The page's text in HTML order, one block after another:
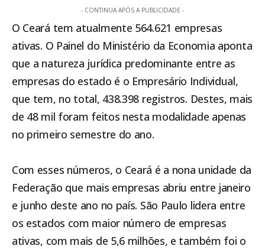
- CONTINUA APÓS A PUBLICIDADE -
O Ceará tem atualmente 564.621 empresas
ativas. O Painel do Ministério da Economia aponta
que a natureza jurídica predominante entre as
empresas do estado é o Empresário Individual,
que tem, no total, 438.398 registros. Destes, mais
de 48 mil foram feitos nesta modalidade apenas
no primeiro semestre do ano.
Com esses números, o Ceará é a nona unidade da
Federação que mais empresas abriu entre janeiro
e junho deste ano no país. São Paulo lidera entre
os estados com maior número de empresas
ativas, com mais de 5,6 milhões, e também foi o